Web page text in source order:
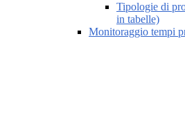
Tipologie di
in tabelle)
Monitoraggio tempi